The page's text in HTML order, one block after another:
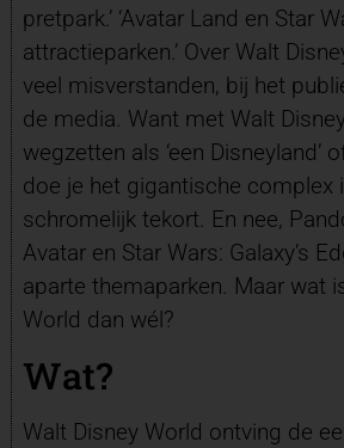
pretpark.’ ‘Avatar Land en Star
attractieparken.’ Over Walt
veel misverstanden, bij het
de media. Want met Walt
wegzetten als ‘een Disneyland’
doe je het gigantische complex
schromelijk tekort. En nee,
Avatar en Star Wars: Galaxy’s
aparte themaparken. Maar wat
World dan wél?
Wat?
Walt Disney World ontving de